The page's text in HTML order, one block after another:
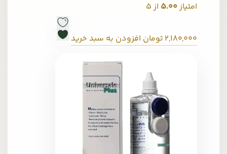
امتیاز5.00 از 5
2,180,000 تومان افزودن به سبد خرید